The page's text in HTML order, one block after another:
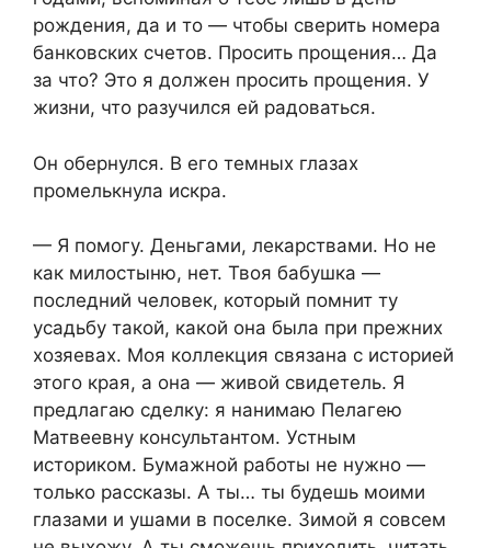
рождения, да и то — чтобы сверить номера
банковских счетов. Просить прощения… Да
за что? Это я должен просить прощения. У
жизни, что разучился ей радоваться.
Он обернулся. В его темных глазах
промелькнула искра.
— Я помогу. Деньгами, лекарствами. Но не
как милостыню, нет. Твоя бабушка —
последний человек, который помнит ту
усадьбу такой, какой она была при прежних
хозяевах. Моя коллекция связана с историей
этого края, а она — живой свидетель. Я
предлагаю сделку: я нанимаю Пелагею
Матвеевну консультантом. Устным
историком. Бумажной работы не нужно —
только рассказы. А ты… ты будешь моими
глазами и ушами в поселке. Зимой я совсем